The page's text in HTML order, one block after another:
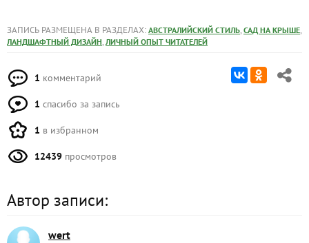
ЗАПИСЬ РАЗМЕЩЕНА В РАЗДЕЛАХ: АВСТРАЛИЙСКИЙ СТИЛЬ, САД НА КРЫШЕ,
ЛАНДШАФТНЫЙ ДИЗАЙН, ЛИЧНЫЙ ОПЫТ ЧИТАТЕЛЕЙ
1 комментарий
1 спасибо за запись
1 в избранном
12439 просмотров
Автор записи:
wert